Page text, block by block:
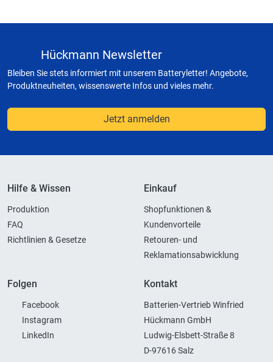
Hückmann Newsletter
Bleiben Sie stets informiert mit unserem Batteryletter! Angebote,
Produktneuheiten, wissenswerte Infos und vieles mehr.
Jetzt anmelden
Hilfe & Wissen
Produktion
FAQ
Richtlinien & Gesetze
Einkauf
Shopfunktionen &
Kundenvorteile
Retouren- und
Reklamationsabwicklung
Folgen
Facebook
Instagram
LinkedIn
Kontakt
Batterien-Vertrieb Winfried
Hückmann GmbH
Ludwig-Elsbett-Straße 8
D-97616 Salz